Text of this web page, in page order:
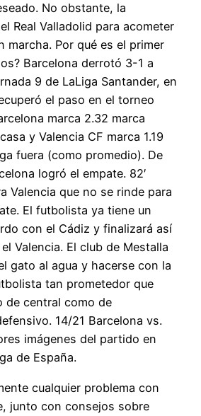
No obstante, la
Real Valladolid para acometer
marcha. Por qué es el primer
Barcelona derrotó 3-1 a
9 de LaLiga Santander, en
el paso en el torneo
marca 2.32 marca
y Valencia CF marca 1.19
fuera (como promedio). De
logró el empate. 82′
Valencia que no se rinde para
El futbolista ya tiene un
con el Cádiz y finalizará así
Valencia. El club de Mestalla
gato al agua y hacerse con la
tan prometedor que
de central como de
14/21 Barcelona vs.
imágenes del partido en
de España.
cualquier problema con
junto con consejos sobre